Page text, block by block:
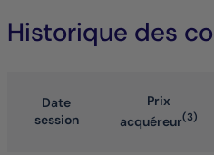
Historique des
Date
session
Prix
acquéreur(3)